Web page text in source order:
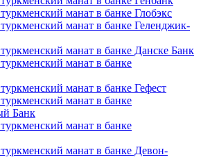
манат в банке Глобэкс
манат в банке Геленджик-
манат в банке Данске Банк
манат в банке
манат в банке Гефест
манат в банке
Банк
манат в банке
манат в банке Девон-